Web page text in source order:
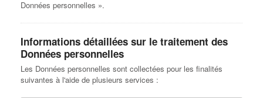
Données personnelles ».
Informations détaillées sur le traitement des
Données personnelles
Les Données personnelles sont collectées pour les finalités
suivantes à l'aide de plusieurs services :